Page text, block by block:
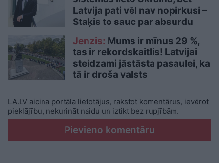
Latvija pati vēl nav nopirkusi –
Staķis to sauc par absurdu
Jenzis: Mums ir mīnus 29 %,
tas ir rekordskaitlis! Latvijai
steidzami jāstāsta pasaulei, ka
tā ir droša valsts
LA.LV aicina portāla lietotājus, rakstot komentārus, ievērot
pieklājību, nekurināt naidu un iztikt bez rupjībām.
Pievieno komentāru